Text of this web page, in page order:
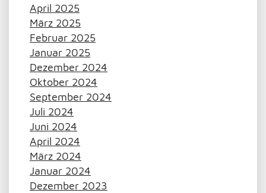
April 2025
März 2025
Februar 2025
Januar 2025
Dezember 2024
Oktober 2024
September 2024
Juli 2024
Juni 2024
April 2024
März 2024
Januar 2024
Dezember 2023